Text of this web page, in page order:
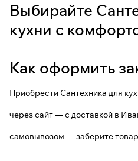
Выбирайте
кухни с
Как оформить
Приобрести Сантехника для
через сайт — с доставкой в
самовывозом — заберите